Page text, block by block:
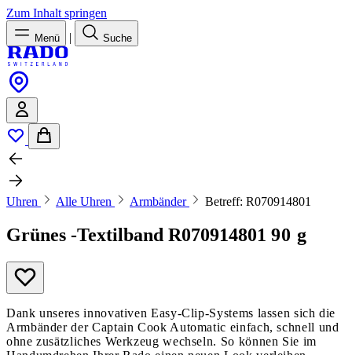
Zum Inhalt springen
Menü | Suche
Uhren Alle Uhren Armbänder Betreff: R070914801
Grünes -Textilband R070914801 90 g
Dank unseres innovativen Easy-Clip-Systems lassen sich die
Armbänder der Captain Cook Automatic einfach, schnell und
ohne zusätzliches Werkzeug wechseln. So können Sie im